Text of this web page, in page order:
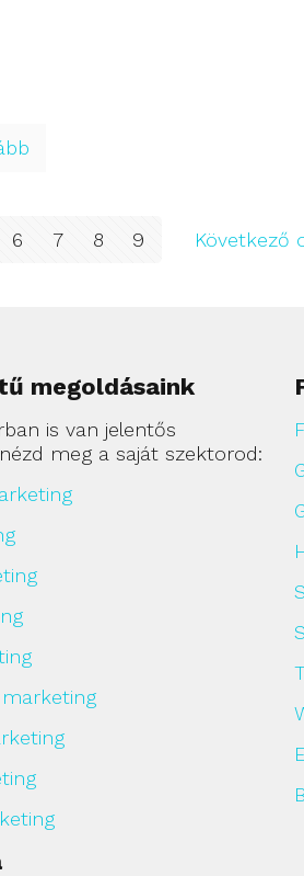
6 7 8 9 Következő
megoldásaink
is van jelentős
meg a saját szektorod: